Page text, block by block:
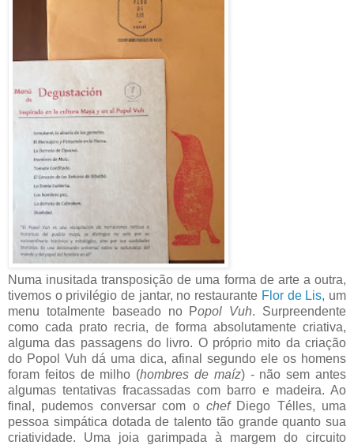
Numa inusitada transposição de uma forma de arte a outra,
tivemos o privilégio de jantar, no restaurante Flor de Lis, um
menu totalmente baseado no Popol Vuh. Surpreendente
como cada prato recria, de forma absolutamente criativa,
alguma das passagens do livro. O próprio mito da criação
do Popol Vuh dá uma dica, afinal segundo ele os homens
foram feitos de milho (hombres de maíz) - não sem antes
algumas tentativas fracassadas com barro e madeira. Ao
final, pudemos conversar com o chefDiego Télles, uma
pessoa simpática dotada de talento tão grande quanto sua
criatividade. Uma joia garimpada à margem do circuito